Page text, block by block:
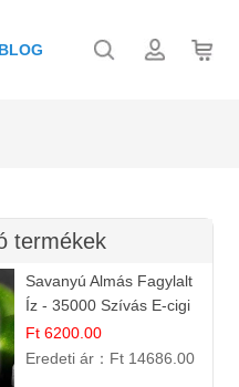
BLOG
termékek
Savanyú Almás Fagylalt
Íz - 35000 Szívás E-cigi
Ft 6200.00
Eredeti ár： Ft 14686.00